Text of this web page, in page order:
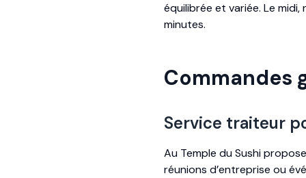
équilibrée et variée. Le midi,
minutes.
Commandes
Service traiteur
Au Temple du Sushi
réunions d’entreprise ou